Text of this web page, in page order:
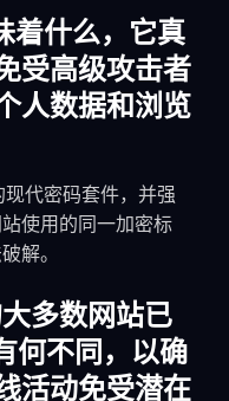
着什么，它真
受高级攻击者
人数据和浏览
代密码套件，并强
使用的同一加密标
解。
多数网站已
何不同，以确
活动免受潜在